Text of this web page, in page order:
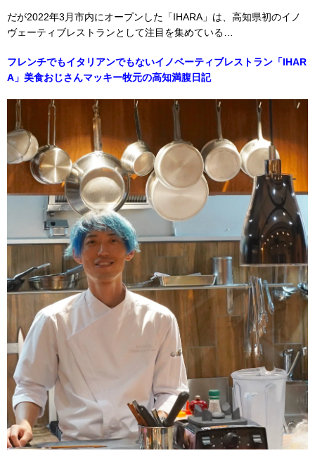
だが2022年3月市内にオープンした「IHARA」は、高知県初のイノ
ヴェーティブレストランとして注目を集めている…
フレンチでもイタリアンでもないイノベーティブレストラン「IHAR
A」美食おじさんマッキー牧元の高知満腹日記